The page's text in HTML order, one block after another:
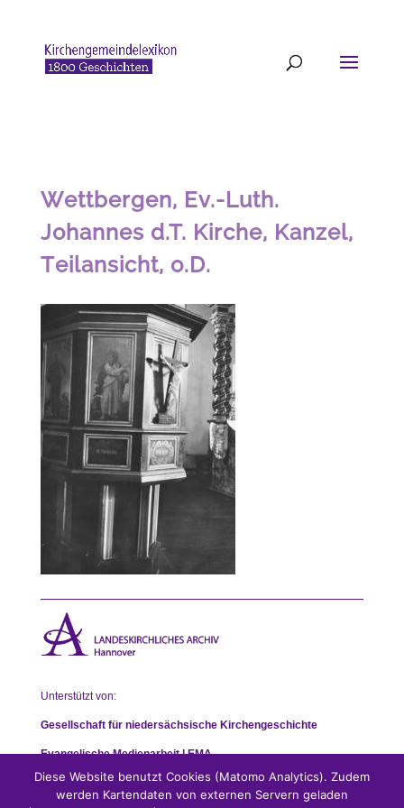
Wettbergen, Ev.-Luth.
Johannes d.T. Kirche, Kanzel,
Teilansicht, o.D.
Unterstützt von:
Gesellschaft für niedersächsische Kirchengeschichte
Evangelische Medienarbeit | EMA
Diese Website benutzt Cookies (Matomo Analytics). Zudem
werden Kartendaten von externen Servern geladen